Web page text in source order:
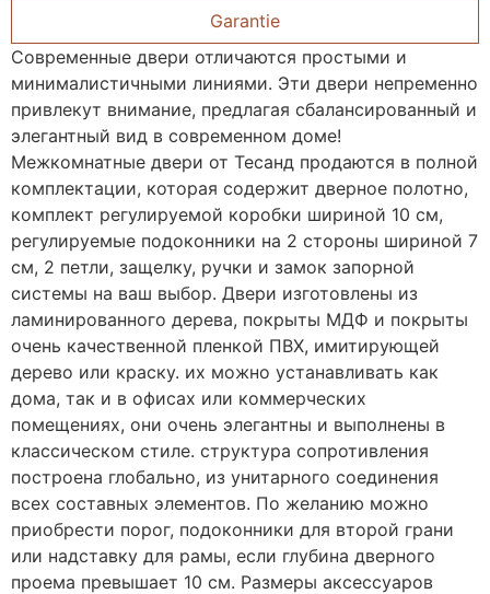
Garantie
Современные двери отличаются простыми и
минималистичными линиями. Эти двери непременно
привлекут внимание, предлагая сбалансированный и
элегантный вид в современном доме!
Межкомнатные двери от Тесанд продаются в полной
комплектации, которая содержит дверное полотно,
комплект регулируемой коробки шириной 10 см,
регулируемые подоконники на 2 стороны шириной 7
см, 2 петли, защелку, ручки и замок запорной
системы на ваш выбор. Двери изготовлены из
ламинированного дерева, покрыты МДФ и покрыты
очень качественной пленкой ПВХ, имитирующей
дерево или краску. их можно устанавливать как
дома, так и в офисах или коммерческих
помещениях, они очень элегантны и выполнены в
классическом стиле. структура сопротивления
построена глобально, из унитарного соединения
всех составных элементов. По желанию можно
приобрести порог, подоконники для второй грани
или надставку для рамы, если глубина дверного
проема превышает 10 см. Размеры аксессуаров